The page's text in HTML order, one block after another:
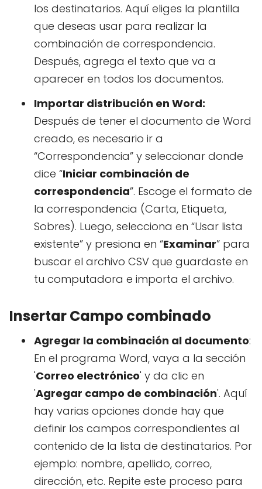
los destinatarios. Aquí eliges la plantilla
que deseas usar para realizar la
combinación de correspondencia.
Después, agrega el texto que va a
aparecer en todos los documentos.
Importar distribución en Word:
Después de tener el documento de Word
creado, es necesario ir a
“Correspondencia” y seleccionar donde
dice “Iniciar combinación de
correspondencia”. Escoge el formato de
la correspondencia (Carta, Etiqueta,
Sobres). Luego, selecciona en “Usar lista
existente” y presiona en “Examinar” para
buscar el archivo CSV que guardaste en
tu computadora e importa el archivo.
Insertar Campo combinado
Agregar la combinación al documento:
En el programa Word, vaya a la sección
'Correo electrónico' y da clic en
'Agregar campo de combinación'. Aquí
hay varias opciones donde hay que
definir los campos correspondientes al
contenido de la lista de destinatarios. Por
ejemplo: nombre, apellido, correo,
dirección, etc. Repite este proceso para